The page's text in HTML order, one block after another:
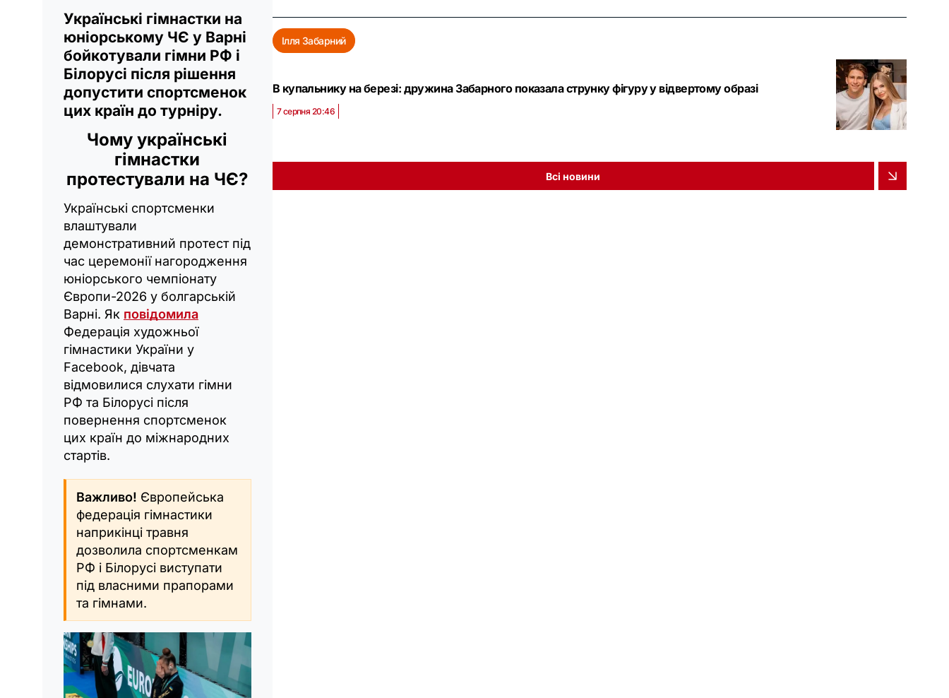
Українські гімнастки на
юніорському ЧЄ у Варні
бойкотували гімни РФ і
Білорусі після рішення
допустити спортсменок
цих країн до турніру.
Чому українські
гімнастки
протестували на ЧЄ?
Українські спортсменки
влаштували
демонстративний протест під
час церемонії нагородження
юніорського чемпіонату
Європи-2026 у болгарській
Варні. Як повідомила
Федерація художньої
гімнастики України у
Facebook, дівчата
відмовилися слухати гімни
РФ та Білорусі після
повернення спортсменок
цих країн до міжнародних
стартів.
Важливо! Європейська
федерація гімнастики
наприкінці травня
дозволила спортсменкам
РФ і Білорусі виступати
під власними прапорами
та гімнами.
Ілля Забарний
В купальнику на березі: дружина Забарного показала струнку фігуру у відвертому образі
7 серпня 20:46
Всі новини